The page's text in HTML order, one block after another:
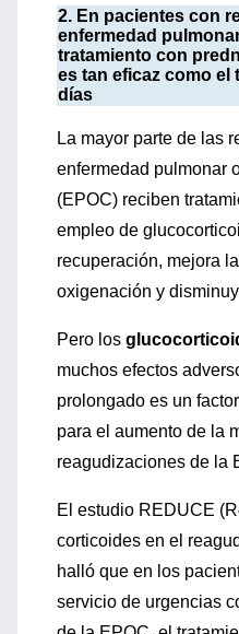
2. En pacientes con
enfermedad
tratamiento con
es tan eficaz como el
días
La mayor parte de las
enfermedad pulmonar
(EPOC) reciben
empleo de
recuperación, mejora
oxigenación y
Pero los
muchos efectos
prolongado es un
para el aumento de la
reagudizaciones de la
El estudio REDUCE
corticoides en el
halló que en los
servicio de urgencias